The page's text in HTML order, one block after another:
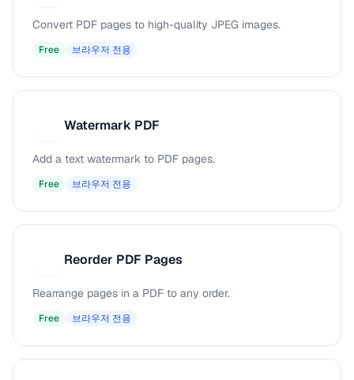
Convert PDF pages to high-quality JPEG images.
Free 브라우저 전용
Watermark PDF
Add a text watermark to PDF pages.
Free 브라우저 전용
Reorder PDF Pages
Rearrange pages in a PDF to any order.
Free 브라우저 전용